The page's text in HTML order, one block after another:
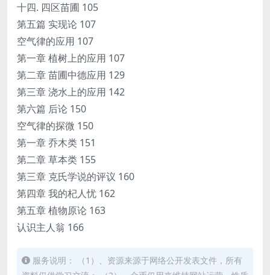
十四. 四区苗圃 105
第五篇 实现论 107
空气律的应用 107
第一章 植树上的应用 107
第二章 苗圃中德应用 129
第三章 浇水上的应用 142
第六篇 后论 150
空气律的探微 150
第一章 乔木类 151
第二章 草本类 155
第三章 克氏学说的评议 160
第四章 我的杞人忧 162
第五章 植物原论 163
认识主人翁 166
服务说明： （1）、资源来源于网络公开发表文件，所有